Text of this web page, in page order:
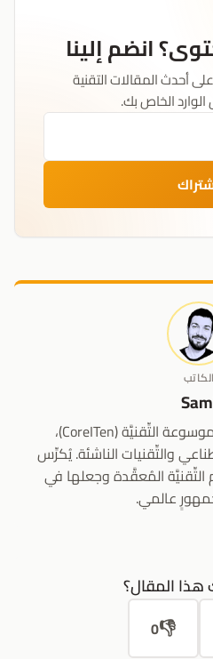
انضم إلينا
أحدث المقالات التقنية
الخاص بك.
الكاتب
مُؤسِّس ورئيس تحرير الموسوعة التِّقنيَّة (CoreITen)،
والتِّقنيات الناشئة. يُكرِّس
المُعقَّدة وجعلها في
عالمي.
المقال؟
👎
0